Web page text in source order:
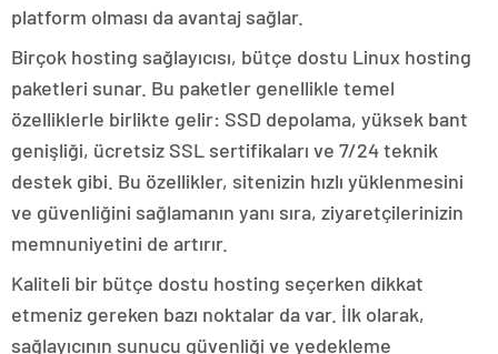
platform olması da avantaj sağlar.
Birçok hosting sağlayıcısı, bütçe dostu Linux hosting
paketleri sunar. Bu paketler genellikle temel
özelliklerle birlikte gelir: SSD depolama, yüksek bant
genişliği, ücretsiz SSL sertifikaları ve 7/24 teknik
destek gibi. Bu özellikler, sitenizin hızlı yüklenmesini
ve güvenliğini sağlamanın yanı sıra, ziyaretçilerinizin
memnuniyetini de artırır.
Kaliteli bir bütçe dostu hosting seçerken dikkat
etmeniz gereken bazı noktalar da var. İlk olarak,
sağlayıcının sunucu güvenliği ve yedekleme